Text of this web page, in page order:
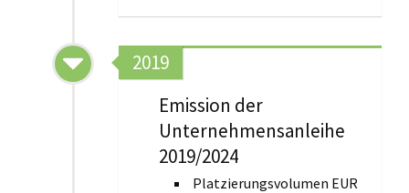
2019
Emission der
Unternehmensanleihe
2019/2024
Platzierungsvolumen EUR